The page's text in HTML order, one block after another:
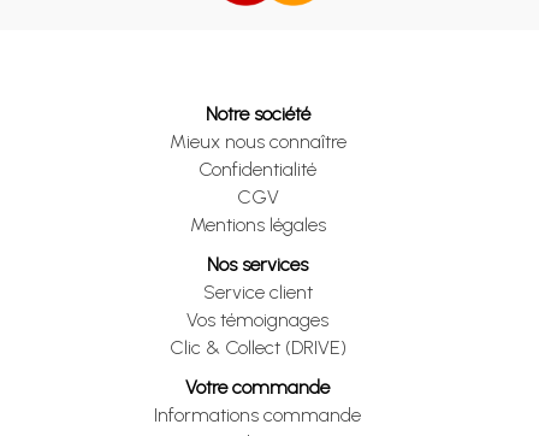
Notre société
Mieux nous connaître
Confidentialité
CGV
Mentions légales
Nos services
Service client
Vos témoignages
Clic & Collect (DRIVE)
Votre commande
Informations commande